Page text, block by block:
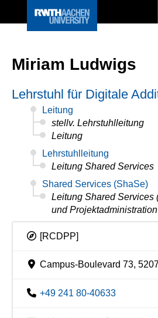
Miriam Ludwigs
Lehrstuhl für Digitale
Leitung
stellv. Lehrstuhlleitung
Leitung
Lehrstuhlleitung
Leitung Shared Services
Shared Services (ShaSe)
Leitung Shared Services
und Projektadministration
[RCDPP]
Campus-Boulevard 73,
+49 241 80-40633